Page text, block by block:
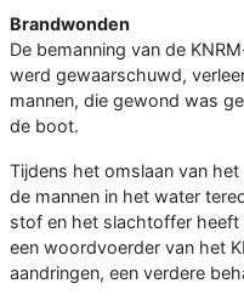
Brandwonden
De bemanning van de
werd gewaarschuwd,
mannen, die gewond was
de boot.
Tijdens het omslaan van
de mannen in het water
stof en het slachtoffer
een woordvoerder van het
aandringen, een verdere